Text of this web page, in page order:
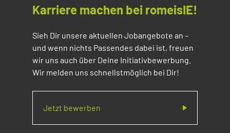
Karriere machen bei romeisIE!
Sieh Dir unsere aktuellen Jobangebote an –
und wenn nichts Passendes dabei ist, freuen
wir uns auch über Deine Initiativbewerbung.
Wir melden uns schnellstmöglich bei Dir!
Jetzt bewerben